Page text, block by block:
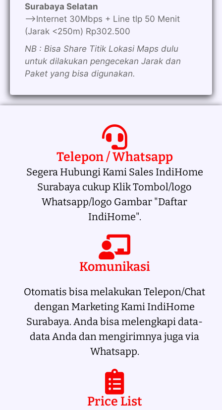
Surabaya Selatan
—>Internet 30Mbps + Line tlp 50 Menit
(Jarak <250m) Rp302.500
NB : Bisa Share Titik Lokasi Maps dulu
untuk dilakukan pengecekan Jarak dan
Paket yang bisa digunakan.
Telepon / Whatsapp
Segera Hubungi Kami Sales IndiHome
Surabaya cukup Klik Tombol/logo
Whatsapp/logo Gambar "Daftar
IndiHome".
Komunikasi
Otomatis bisa melakukan Telepon/Chat
dengan Marketing Kami IndiHome
Surabaya. Anda bisa melengkapi data-
data Anda dan mengirimnya juga via
Whatsapp.
Price List